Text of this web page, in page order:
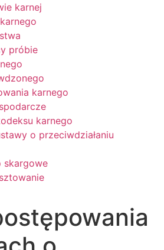
karnej
próbie
karnego
karnego
o przeciwdziałaniu
skargowe